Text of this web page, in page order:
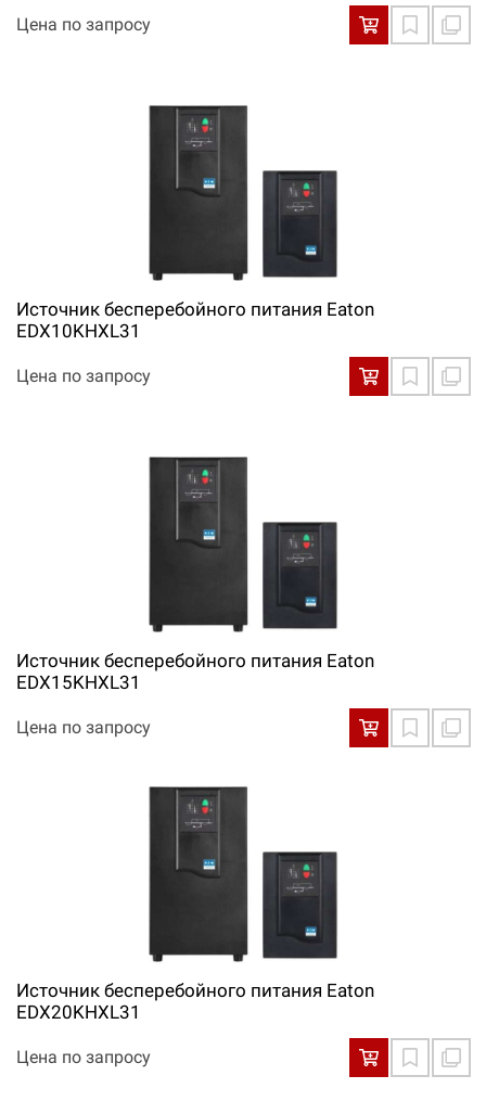
Цена по запросу
Источник бесперебойного питания Eaton
EDX10KHXL31
Цена по запросу
Источник бесперебойного питания Eaton
EDX15KHXL31
Цена по запросу
Источник бесперебойного питания Eaton
EDX20KHXL31
Цена по запросу